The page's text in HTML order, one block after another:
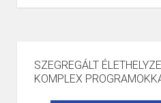
SZEGREGÁLT
KOMPLEX